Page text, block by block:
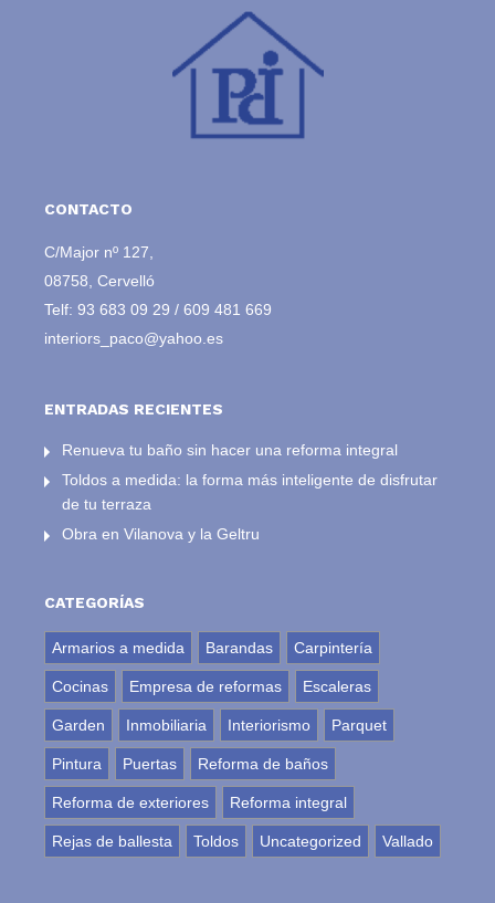
CONTACTO
C/Major nº 127,
08758, Cervelló
Telf: 93 683 09 29 / 609 481 669
interiors_paco@yahoo.es
ENTRADAS RECIENTES
Renueva tu baño sin hacer una reforma integral
Toldos a medida: la forma más inteligente de disfrutar
de tu terraza
Obra en Vilanova y la Geltru
CATEGORÍAS
Armarios a medida Barandas Carpintería
Cocinas Empresa de reformas Escaleras
Garden Inmobiliaria Interiorismo Parquet
Pintura Puertas Reforma de baños
Reforma de exteriores Reforma integral
Rejas de ballesta Toldos Uncategorized Vallado